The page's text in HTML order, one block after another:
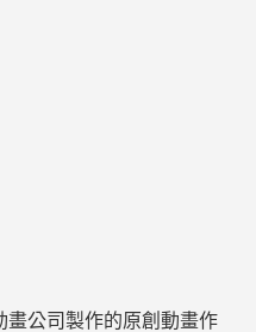
畫公司製作的原創動畫作